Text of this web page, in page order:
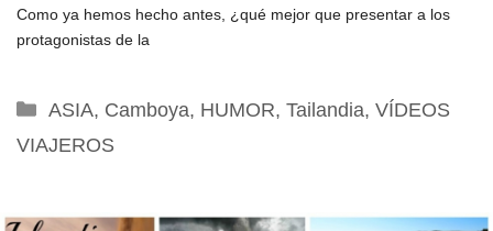
Como ya hemos hecho antes, ¿qué mejor que presentar a los
protagonistas de la
Categorías
ASIA, Camboya, HUMOR, Tailandia, VÍDEOS
VIAJEROS